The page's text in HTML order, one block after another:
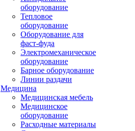
оборудование
Тепловое
оборудование
Оборудование для
фаст-фуда
Электромеханическое
оборудование
Барное оборудование
Линии раздачи
Медицина
Медицинская мебель
Медицинское
оборудование
Расходные материалы